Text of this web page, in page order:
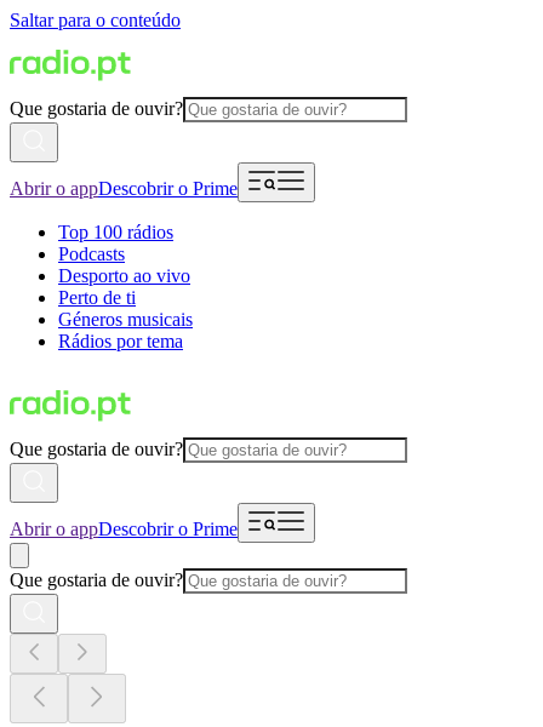
Saltar para o conteúdo
Que gostaria de ouvir?
Abrir o appDescobrir o Prime
Top 100 rádios
Podcasts
Desporto ao vivo
Perto de ti
Géneros musicais
Rádios por tema
Que gostaria de ouvir?
Abrir o appDescobrir o Prime
Que gostaria de ouvir?